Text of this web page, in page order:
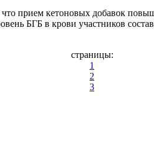
прием кетоновых добавок
БГБ в крови участников
страницы:
1
2
3